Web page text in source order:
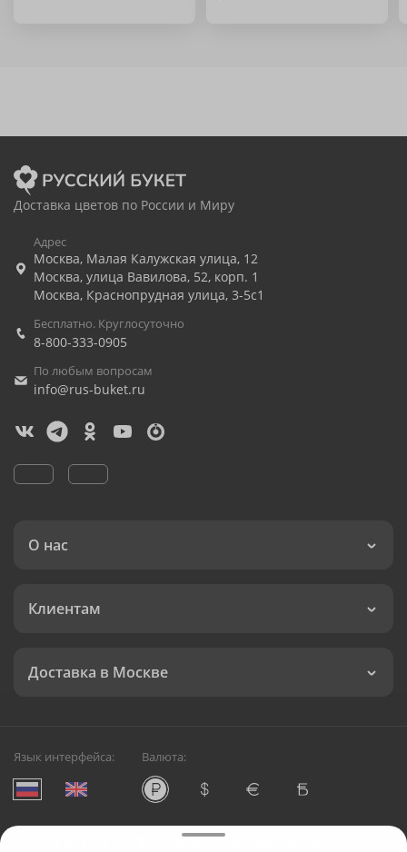
Доставка цветов по России и Миру
Адрес
Москва, Малая Калужская улица, 12
Москва, улица Вавилова, 52, корп. 1
Москва, Краснопрудная улица, 3-5с1
Бесплатно. Круглосуточно
8-800-333-0905
По любым вопросам
info@rus-buket.ru
О нас
Клиентам
Доставка в Москве
Язык интерфейса: Валюта:
Служба круглосуточной доставки цветов в Москве